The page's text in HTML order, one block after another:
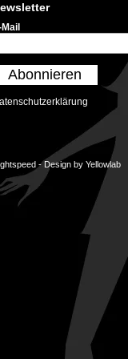
Mail
Abonnieren
- Design by Yellowlab